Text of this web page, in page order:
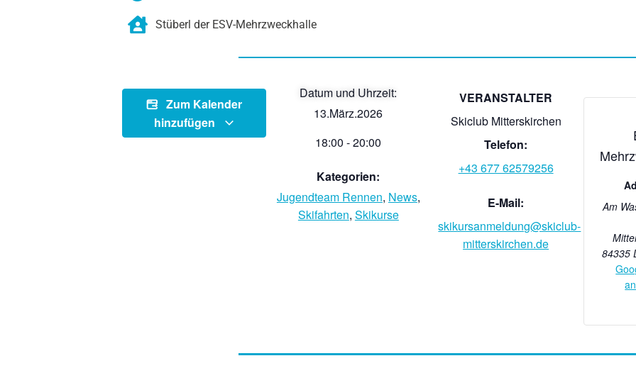
Stüberl der ESV-Mehrzweckhalle
Zum Kalender
hinzufügen
Datum und Uhrzeit:
13.März.2026
18:00 -20:00
Kategorien:
Jugendteam Rennen, News,
Skifahrten, Skikurse
VERANSTALTER
Skiclub Mitterskirchen
Telefon:
+43 677 62579256
E-Mail:
skikursanmeldung@skiclub-
mitterskirchen.de
Am
84335